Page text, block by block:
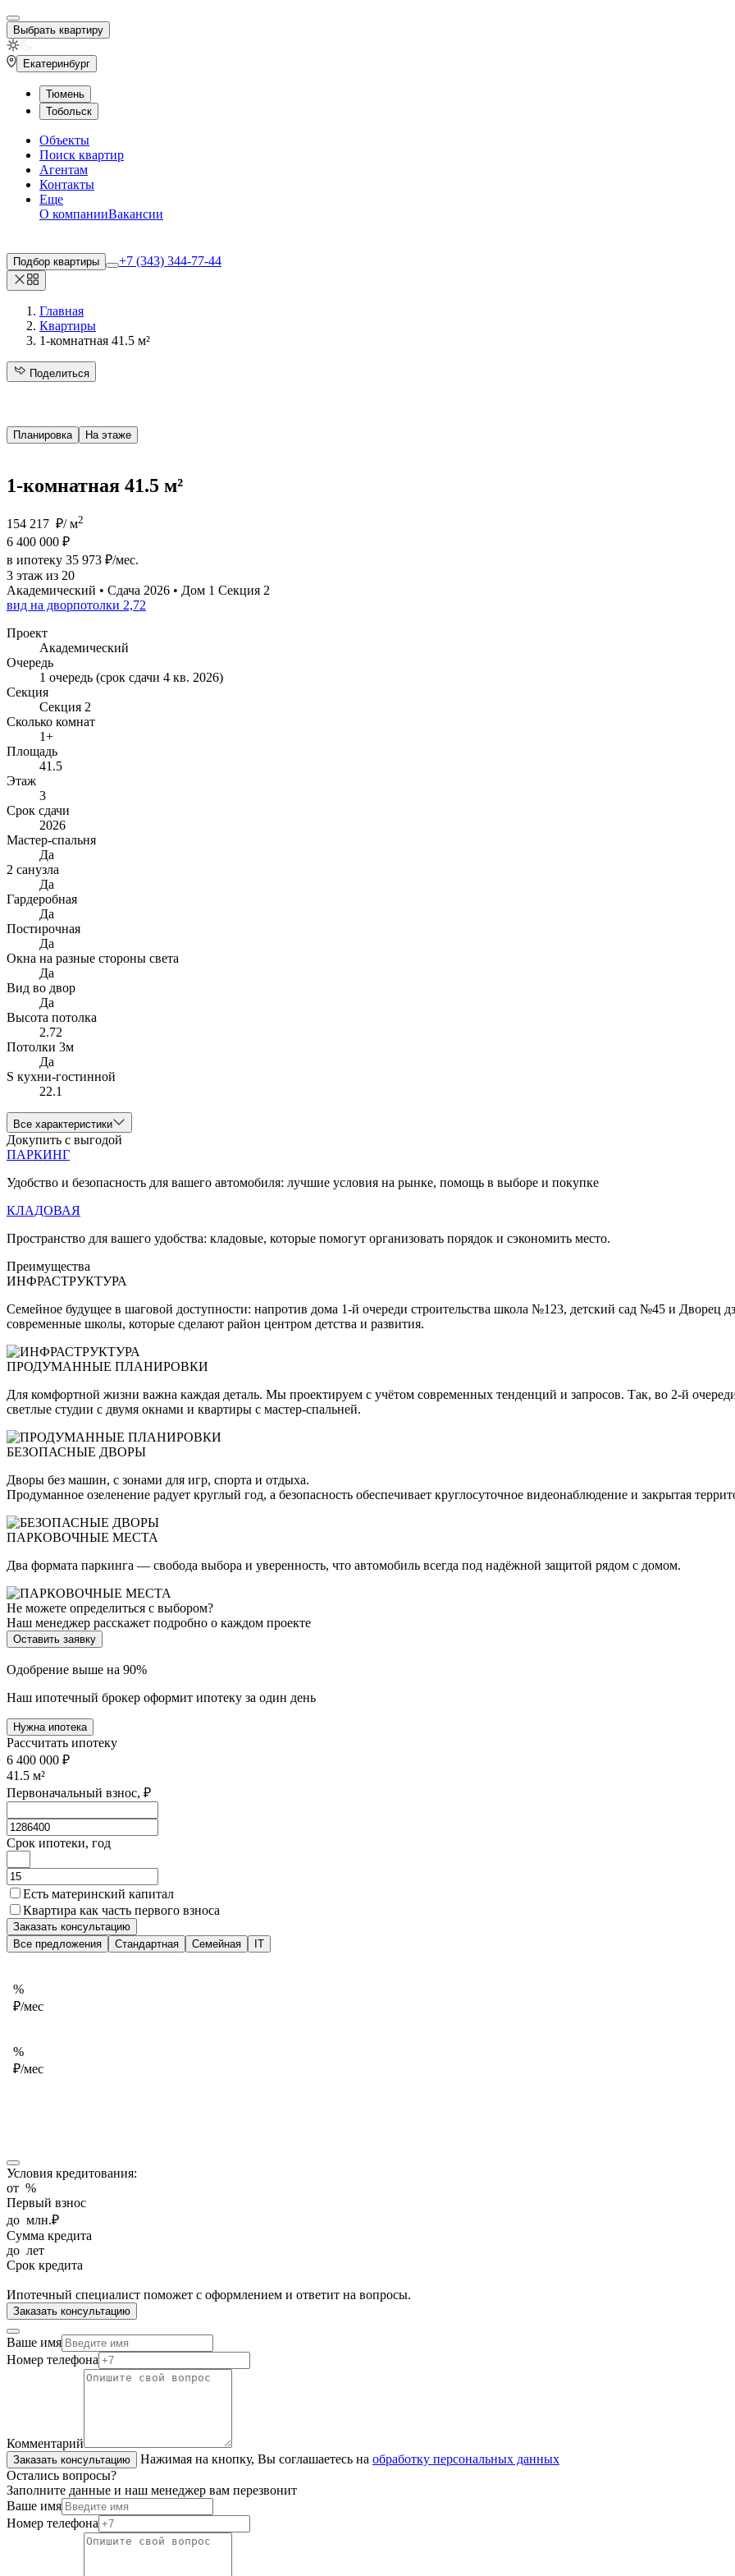
Выбрать квартиру
Екатеринбург
Тюмень
Тобольск
Объекты
Поиск квартир
Агентам
Контакты
Еще
О компанииВакансии
Подбор квартиры +7 (343) 344-77-44
Главная
Квартиры
1-комнатная 41.5 м²
Поделиться
Планировка На этаже
1-комнатная 41.5 м²
154 217 ₽/ м2
6 400 000 ₽
в ипотеку 35 973 ₽/мес.
3 этаж из 20
Академический • Сдача 2026 • Дом 1 Секция 2
вид на дворпотолки 2,72
Проект
Академический
Очередь
1 очередь (срок сдачи 4 кв. 2026)
Секция
Секция 2
Сколько комнат
1+
Площадь
41.5
Этаж
3
Срок сдачи
2026
Мастер-спальня
Да
2 санузла
Да
Гардеробная
Да
Постирочная
Да
Окна на разные стороны света
Да
Вид во двор
Да
Высота потолка
2.72
Потолки 3м
Да
S кухни-гостинной
22.1
Все характеристики
Докупить с выгодой
ПАРКИНГ
Удобство и безопасность для вашего автомобиля: лучшие условия на рынке, помощь в выборе и покупке
КЛАДОВАЯ
Пространство для вашего удобства: кладовые, которые помогут организовать порядок и сэкономить место.
Преимущества
ИНФРАСТРУКТУРА
Семейное будущее в шаговой доступности: напротив дома 1-й очереди строительства школа №123, детский сад №45 и
современные школы, которые сделают район центром детства и развития.
ПРОДУМАННЫЕ ПЛАНИРОВКИ
Для комфортной жизни важна каждая деталь. Мы проектируем с учётом современных тенденций и запросов. Так, во 2-й
светлые студии с двумя окнами и квартиры с мастер-спальней.
БЕЗОПАСНЫЕ ДВОРЫ
Дворы без машин, с зонами для игр, спорта и отдыха.
Продуманное озеленение радует круглый год, а безопасность обеспечивает круглосуточное видеонаблюдение и закрытая
ПАРКОВОЧНЫЕ МЕСТА
Два формата паркинга — свобода выбора и уверенность, что автомобиль всегда под надёжной защитой рядом с домом.
Не можете определиться с выбором?
Наш менеджер расскажет подробно о каждом проекте
Оставить заявку
Одобрение выше на 90%
Наш ипотечный брокер оформит ипотеку за один день
Нужна ипотека
Рассчитать ипотеку
6 400 000 ₽
41.5 м²
Первоначальный взнос, ₽
Срок ипотеки, год
Есть материнский капитал
Квартира как часть первого взноса
Заказать консультацию
Все предложения
Стандартная Семейная IT
%
₽/мес
%
₽/мес
Условия кредитования:
от %
Первый взнос
до млн.₽
Сумма кредита
до лет
Срок кредита
Ипотечный специалист поможет с оформлением и ответит на вопросы.
Заказать консультацию
Ваше имя
Номер телефона
Комментарий
Заказать консультацию Нажимая на кнопку, Вы соглашаетесь на обработку персональных данных
Остались вопросы?
Заполните данные и наш менеджер вам перезвонит
Ваше имя
Номер телефона